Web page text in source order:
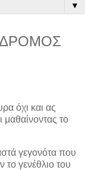
▼
όχι και ας
μαθαίνοντας το
γεγονότα που
το γενέθλιο του